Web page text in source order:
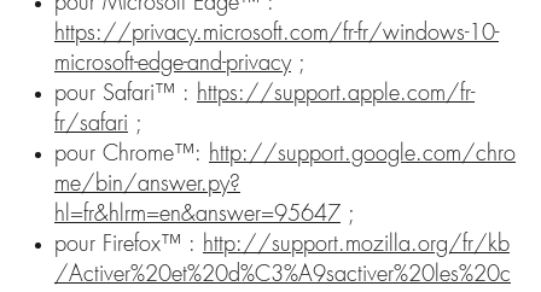
https://privacy.microsoft.com/fr-fr/windows-10-
microsoft-edge-and-privacy ;
pour Safari™ : https://support.apple.com/fr-
fr/safari ;
pour Chrome™: http://support.google.com/chro
me/bin/answer.py?
hl=fr&hlrm=en&answer=95647 ;
pour Firefox™ : http://support.mozilla.org/fr/kb
/Activer%20et%20d%C3%A9sactiver%20les%20c